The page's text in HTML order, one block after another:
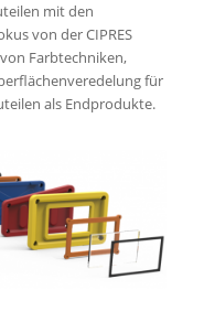
mit den
von der CIPRES
Farbtechniken,
für
als Endprodukte.